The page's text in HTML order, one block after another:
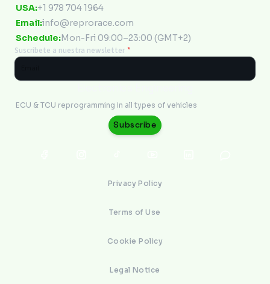
USA:+1 978 704 1964
Email:info@reprorace.com
Schedule:Mon-Fri 09:00–23:00 (GMT+2)
Suscribete a nuestra newsletter *
ECU & TCU reprogramming in all types of vehicles
Subscribe
Privacy Policy
Terms of Use
Cookie Policy
Legal Notice